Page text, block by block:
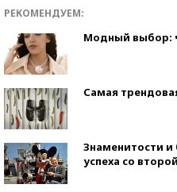
РЕКОМЕНДУЕМ:
Модный выбор:
Самая
Знаменитости
успеха со